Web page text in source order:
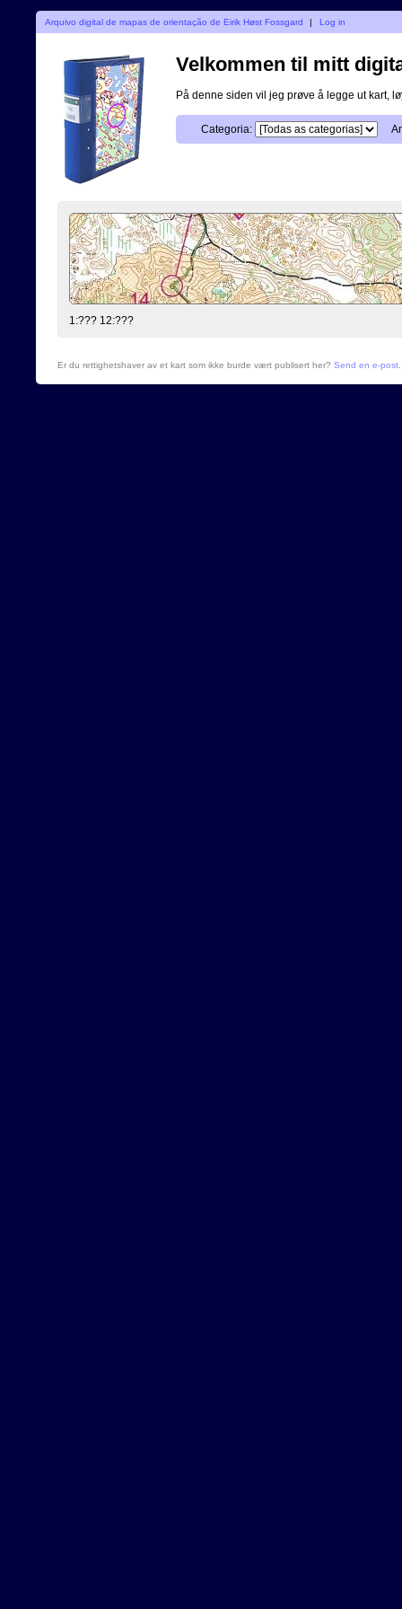
Arquivo digital de mapas de orientação de Eirik Høst Fossgard | Log in
Velkommen til mitt
På denne siden vil jeg prøve å legge ut kart,
Categoria:
1:??? 12:???
Er du rettighetshaver av et kart som ikke burde vært publisert her? Send en e-post